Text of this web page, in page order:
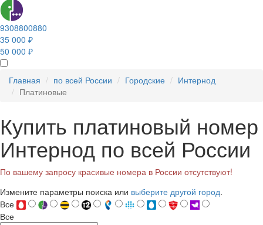
9308800880
35 000 ₽
50 000 ₽
Главная по всей России Городские
Интернод
Платиновые
Купить платиновый номер
Интернод по всей России
По вашему запросу красивые номера в России отсутствуют!
Измените параметры поиска или выберите другой город.
Все
Все